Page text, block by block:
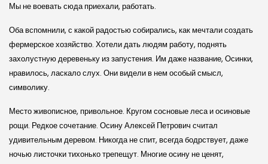
Мы не воевать сюда приехали, работать.
Оба вспомнили, с какой радостью собирались, как мечтали создать
фермерское хозяйство. Хотели дать людям работу, поднять
захолустную деревеньку из запустения. Им даже название, Осинки,
нравилось, ласкало слух. Они видели в нем особый смысл,
символику.
Место живописное, привольное. Кругом сосновые леса и осиновые
рощи. Редкое сочетание. Осину Алексей Петрович считал
удивительным деревом. Никогда не спит, всегда бодрствует, даже
ночью листочки тихонько трепещут. Многие осину не ценят,